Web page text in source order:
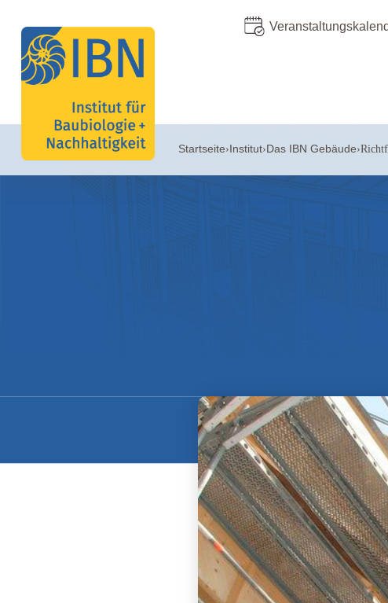
Startseite›Institut›Das IBN Gebäude›